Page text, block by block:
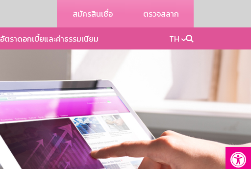
สมัครสินเชื่อ ตรวจสลาก
อัตราดอกเบี้ยและค่าธรรมเนียม TH